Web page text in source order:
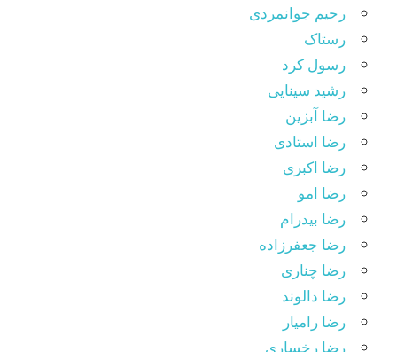
رحیم جوانمردی
رستاک
رسول کرد
رشید سینایی
رضا آبزین
رضا استادی
رضا اکبری
رضا امو
رضا بیدرام
رضا جعفرزاده
رضا چناری
رضا دالوند
رضا رامیار